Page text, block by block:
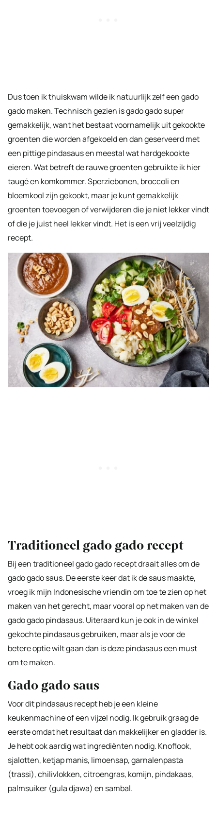
Dus toen ik thuiskwam wilde ik natuurlijk zelf een gado
gado maken. Technisch gezien is gado gado super
gemakkelijk, want het bestaat voornamelijk uit gekookte
groenten die worden afgekoeld en dan geserveerd met
een pittige pindasaus en meestal wat hardgekookte
eieren. Wat betreft de rauwe groenten gebruikte ik hier
taugé en komkommer. Sperziebonen, broccoli en
bloemkool zijn gekookt, maar je kunt gemakkelijk
groenten toevoegen of verwijderen die je niet lekker vindt
of die je juist heel lekker vindt. Het is een vrij veelzijdig
recept.
Traditioneel gado gado recept
Bij een traditioneel gado gado recept draait alles om de
gado gado saus. De eerste keer dat ik de saus maakte,
vroeg ik mijn Indonesische vriendin om toe te zien op het
maken van het gerecht, maar vooral op het maken van de
gado gado pindasaus. Uiteraard kun je ook in de winkel
gekochte pindasaus gebruiken, maar als je voor de
betere optie wilt gaan dan is deze pindasaus een must
om te maken.
Gado gado saus
Voor dit pindasaus recept heb je een kleine
keukenmachine of een vijzel nodig. Ik gebruik graag de
eerste omdat het resultaat dan makkelijker en gladder is.
Je hebt ook aardig wat ingrediënten nodig. Knoflook,
sjalotten, ketjap manis, limoensap, garnalenpasta
(trassi), chilivlokken, citroengras, komijn, pindakaas,
palmsuiker (gula djawa) en sambal.